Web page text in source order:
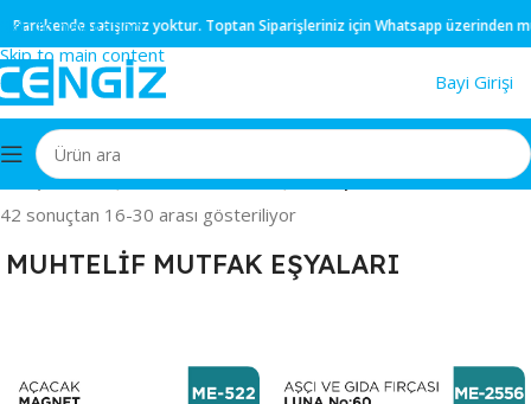
Skip to navigation
Skip to main content
satışımız yoktur.Toptan Siparişleriniz içinWhatsappüzerinden müşteri
Bayi Girişi
Ana Sayfa/MUTFAK EŞYALARI/MUHTELİF MUTFAK EŞYALARI/Sayfa 2
42 sonuçtan 16-30 arası gösteriliyor
MUHTELİF MUTFAK EŞYALARI